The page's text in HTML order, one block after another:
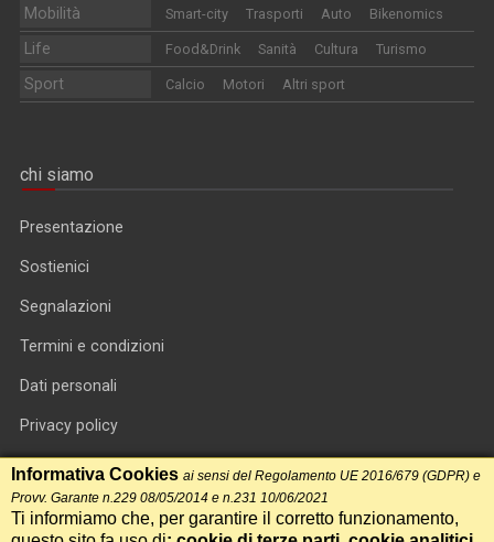
Mobilità Smart-city Trasporti Auto Bikenomics
Life Food&Drink Sanità Cultura Turismo
Sport Calcio Motori Altri sport
chi siamo
Presentazione
Sostienici
Segnalazioni
Termini e condizioni
Dati personali
Privacy policy
Informativa cookie
RSS feed
Informativa Cookies ai sensi del Regolamento UE 2016/679 (GDPR) e
Provv. Garante n.229 08/05/2014 e n.231 10/06/2021
Ti informiamo che, per garantire il corretto funzionamento,